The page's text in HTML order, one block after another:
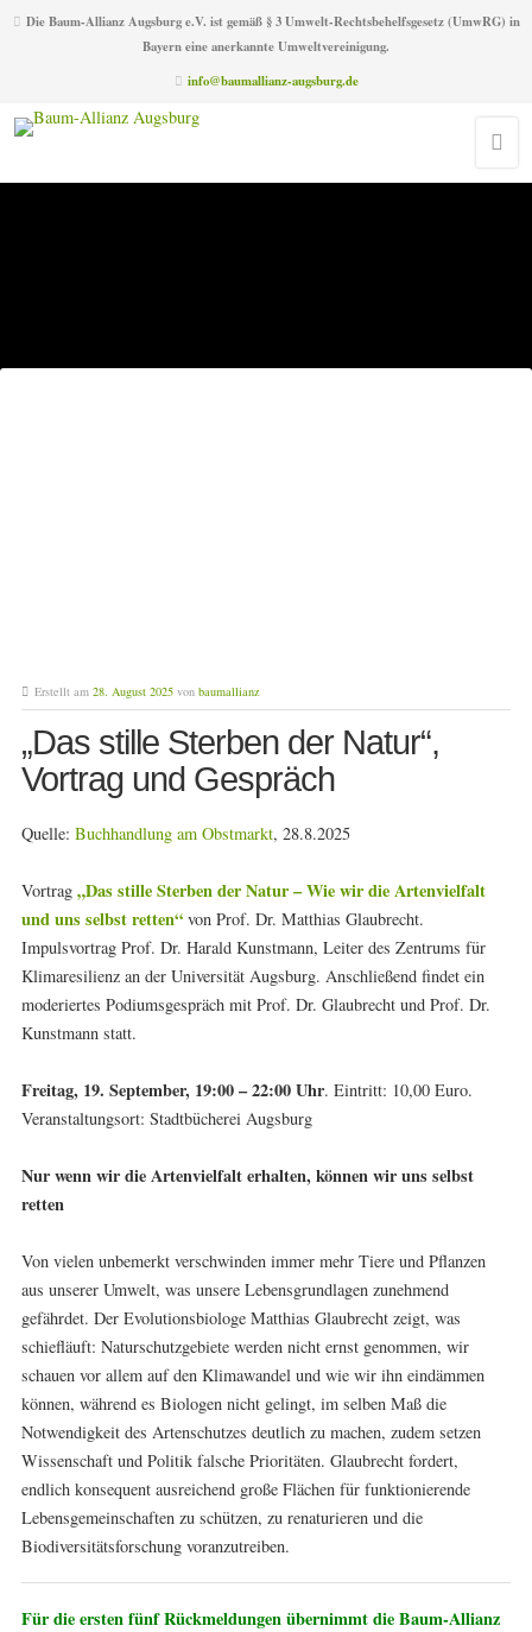
Die Baum-Allianz Augsburg e.V. ist gemäß § 3 Umwelt-Rechtsbehelfsgesetz (UmwRG) in
Bayern eine anerkannte Umweltvereinigung.
info@baumallianz-augsburg.de
Erstellt am 28. August 2025 von baumallianz
„Das stille Sterben der Natur“,
Vortrag und Gespräch
Quelle: Buchhandlung am Obstmarkt, 28.8.2025
Vortrag „Das stille Sterben der Natur – Wie wir die Artenvielfalt
und uns selbst retten“von Prof. Dr. Matthias Glaubrecht.
Impulsvortrag Prof. Dr. Harald Kunstmann, Leiter des Zentrums für
Klimaresilienz an der Universität Augsburg. Anschließend findet ein
moderiertes Podiumsgespräch mit Prof. Dr. Glaubrecht und Prof. Dr.
Kunstmann statt.
Freitag, 19. September, 19:00 – 22:00 Uhr. Eintritt: 10,00 Euro.
Veranstaltungsort: Stadtbücherei Augsburg
Nur wenn wir die Artenvielfalt erhalten, können wir uns selbst
retten
Von vielen unbemerkt verschwinden immer mehr Tiere und Pflanzen
aus unserer Umwelt, was unsere Lebensgrundlagen zunehmend
gefährdet. Der Evolutionsbiologe Matthias Glaubrecht zeigt, was
schiefläuft: Naturschutzgebiete werden nicht ernst genommen, wir
schauen vor allem auf den Klimawandel und wie wir ihn eindämmen
können, während es Biologen nicht gelingt, im selben Maß die
Notwendigkeit des Artenschutzes deutlich zu machen, zudem setzen
Wissenschaft und Politik falsche Prioritäten. Glaubrecht fordert,
endlich konsequent ausreichend große Flächen für funktionierende
Lebensgemeinschaften zu schützen, zu renaturieren und die
Biodiversitätsforschung voranzutreiben.
Für die ersten fünf Rückmeldungen übernimmt die Baum-Allianz